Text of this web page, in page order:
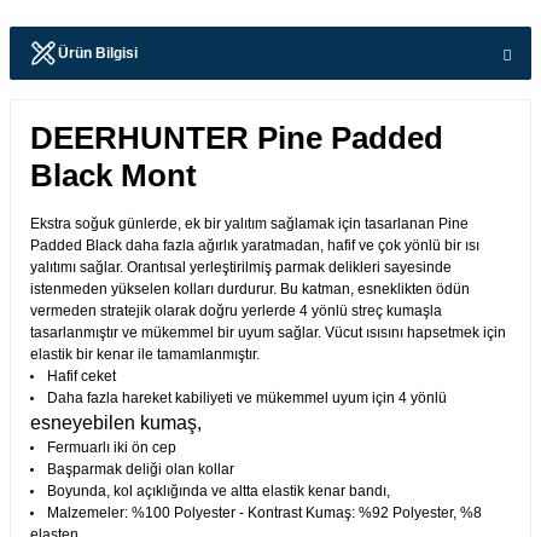
Ürün Bilgisi
DEERHUNTER Pine Padded
Black Mont
Ekstra soğuk günlerde, ek bir yalıtım sağlamak için tasarlanan Pine
Padded Black daha fazla ağırlık yaratmadan, hafif ve çok yönlü bir ısı
yalıtımı sağlar. Orantısal yerleştirilmiş parmak delikleri sayesinde
istenmeden yükselen kolları durdurur. Bu katman, esneklikten ödün
vermeden stratejik olarak doğru yerlerde 4 yönlü streç kumaşla
tasarlanmıştır ve mükemmel bir uyum sağlar. Vücut ısısını hapsetmek için
elastik bir kenar ile tamamlanmıştır.
Hafif ceket
Daha fazla hareket kabiliyeti ve mükemmel uyum için 4 yönlü
esneyebilen kumaş,
Fermuarlı iki ön cep
Başparmak deliği olan kollar
Boyunda, kol açıklığında ve altta elastik kenar bandı,
Malzemeler: %100 Polyester - Kontrast Kumaş: %92 Polyester, %8